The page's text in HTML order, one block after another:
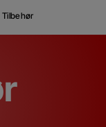
Tilbehør